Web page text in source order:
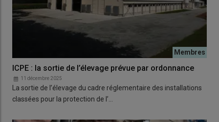
ICPE : la sortie de l’élevage prévue par ordonnance
11 décembre 2025
La sortie de l’élevage du cadre réglementaire des installations
classées pour la protection de l’…